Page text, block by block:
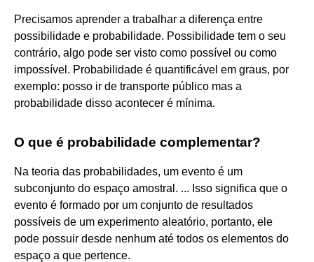
Precisamos aprender a trabalhar a diferença entre
possibilidade e probabilidade. Possibilidade tem o seu
contrário, algo pode ser visto como possível ou como
impossível. Probabilidade é quantificável em graus, por
exemplo: posso ir de transporte público mas a
probabilidade disso acontecer é mínima.
O que é probabilidade complementar?
Na teoria das probabilidades, um evento é um
subconjunto do espaço amostral. ... Isso significa que o
evento é formado por um conjunto de resultados
possíveis de um experimento aleatório, portanto, ele
pode possuir desde nenhum até todos os elementos do
espaço a que pertence.